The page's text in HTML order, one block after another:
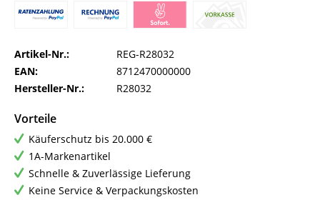
Artikel-Nr.:
REG-R28032
EAN:
8712470000000
Hersteller-Nr.:
R28032
Vorteile
Käuferschutz bis 20.000 €
1A-Markenartikel
Schnelle & Zuverlässige Lieferung
Keine Service & Verpackungskosten